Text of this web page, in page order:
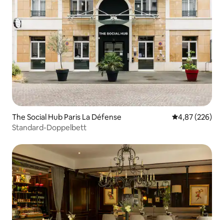
The Social Hub Paris La Défense
4,87 (226)
Standard-Doppelbett